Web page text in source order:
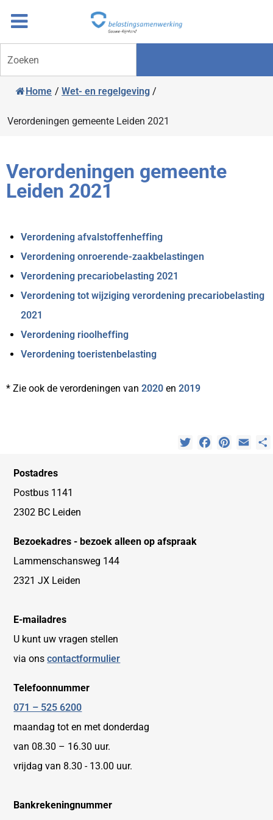
naar
inhoud
door
naar
navigatie
Zoeken
Home / Wet- en regelgeving /
Verordeningen gemeente Leiden 2021
Verordeningen gemeente
Leiden 2021
Verordening afvalstoffenheffing
Verordening onroerende-zaakbelastingen
Verordening precariobelasting 2021
Verordening tot wijziging verordening precariobelasting
2021
Verordening rioolheffing
Verordening toeristenbelasting
* Zie ook de verordeningen van 2020 en 2019
TwitterFacebookPinterest
Postadres
Postbus 1141
2302 BC Leiden
Bezoekadres - bezoek alleen op afspraak
Lammenschansweg 144
2321 JX Leiden
E-mailadres
U kunt uw vragen stellen
via onscontactformulier
Telefoonnummer
071 – 525 6200
maandag tot en met donderdag
van 08.30 – 16.30 uur.
vrijdag van 8.30 - 13.00 uur.
Bankrekeningnummer